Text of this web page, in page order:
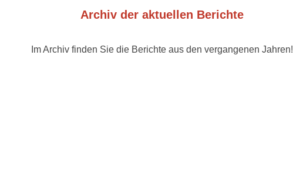
Archiv der aktuellen Berichte
Im Archiv finden Sie die Berichte aus den vergangenen Jahren!